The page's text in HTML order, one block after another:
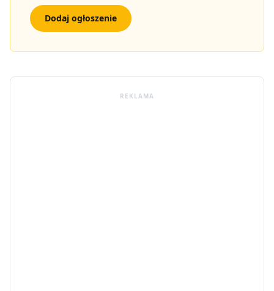
Dodaj ogłoszenie
REKLAMA